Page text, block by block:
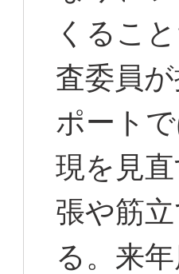
くるこ
査委員
ポート
現を見
張や筋
る。来